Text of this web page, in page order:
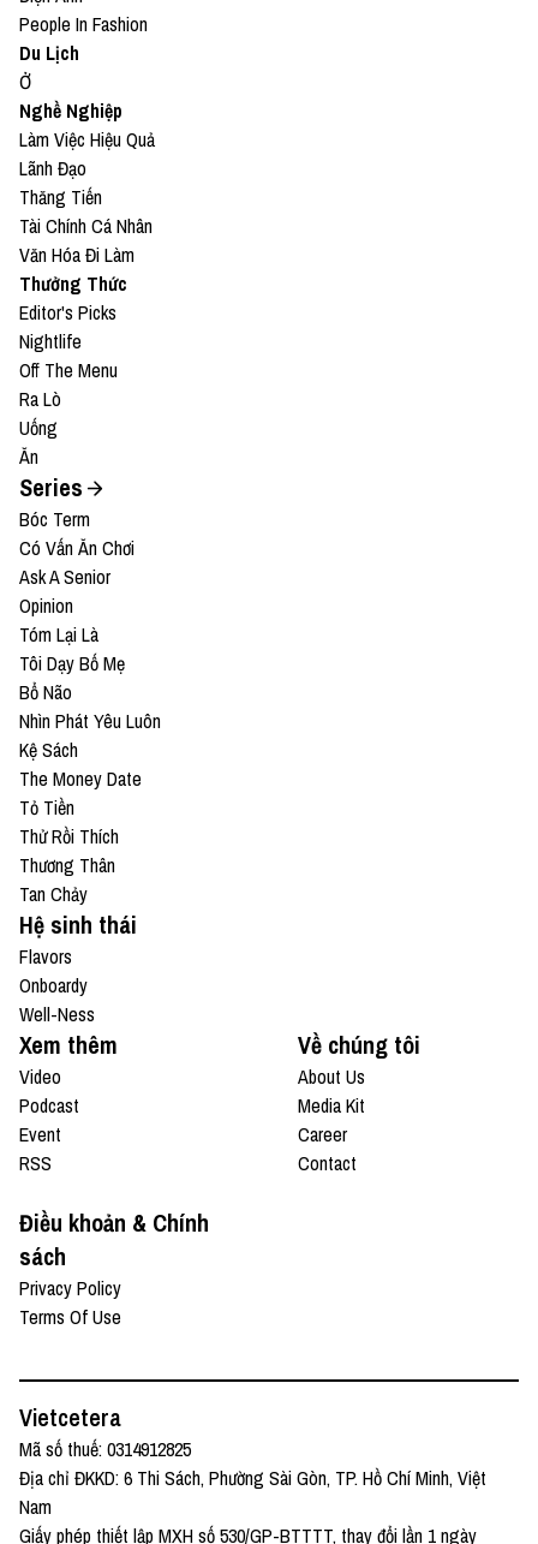
People In Fashion
Du Lịch
Ở
Nghề Nghiệp
Làm Việc Hiệu Quả
Lãnh Đạo
Thăng Tiến
Tài Chính Cá Nhân
Văn Hóa Đi Làm
Thưởng Thức
Editor's Picks
Nightlife
Off The Menu
Ra Lò
Uống
Ăn
Series
Bóc Term
Có Vấn Ăn Chơi
Ask A Senior
Opinion
Tóm Lại Là
Tôi Dạy Bố Mẹ
Bổ Não
Nhìn Phát Yêu Luôn
Kệ Sách
The Money Date
Tỏ Tiền
Thử Rồi Thích
Thương Thân
Tan Chảy
Hệ sinh thái
Flavors
Onboardy
Well-Ness
Xem thêm
Video
Podcast
Event
RSS
Về chúng tôi
About Us
Media Kit
Career
Contact
Điều khoản & Chính
sách
Privacy Policy
Terms Of Use
Vietcetera
Mã số thuế: 0314912825
Địa chỉ ĐKKD: 6 Thi Sách, Phường Sài Gòn, TP. Hồ Chí Minh, Việt
Nam
Giấy phép thiết lập MXH số 530/GP-BTTTT, thay đổi lần 1 ngày